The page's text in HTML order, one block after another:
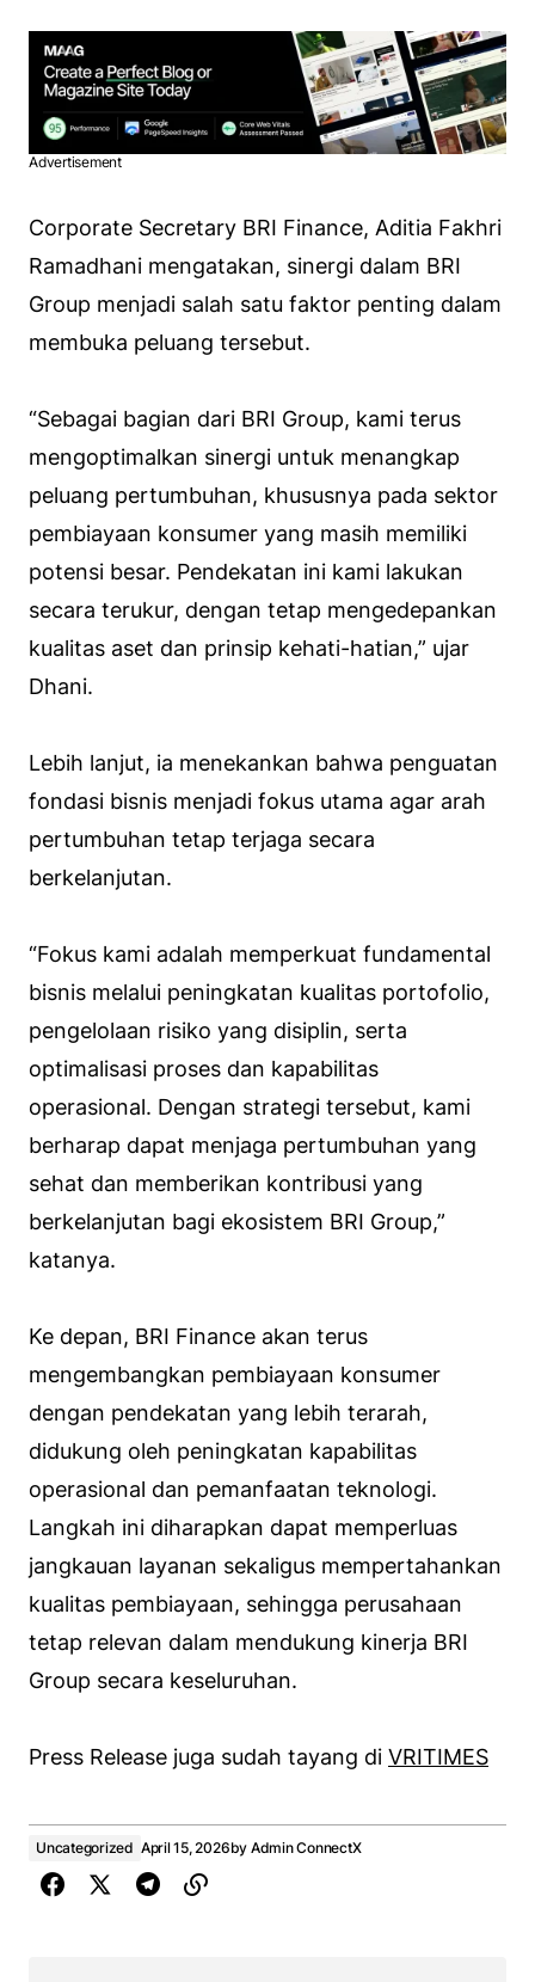
Advertisement
Corporate Secretary BRI Finance, Aditia Fakhri
Ramadhani mengatakan, sinergi dalam BRI
Group menjadi salah satu faktor penting dalam
membuka peluang tersebut.
“Sebagai bagian dari BRI Group, kami terus
mengoptimalkan sinergi untuk menangkap
peluang pertumbuhan, khususnya pada sektor
pembiayaan konsumer yang masih memiliki
potensi besar. Pendekatan ini kami lakukan
secara terukur, dengan tetap mengedepankan
kualitas aset dan prinsip kehati-hatian,” ujar
Dhani.
Lebih lanjut, ia menekankan bahwa penguatan
fondasi bisnis menjadi fokus utama agar arah
pertumbuhan tetap terjaga secara
berkelanjutan.
“Fokus kami adalah memperkuat fundamental
bisnis melalui peningkatan kualitas portofolio,
pengelolaan risiko yang disiplin, serta
optimalisasi proses dan kapabilitas
operasional. Dengan strategi tersebut, kami
berharap dapat menjaga pertumbuhan yang
sehat dan memberikan kontribusi yang
berkelanjutan bagi ekosistem BRI Group,”
katanya.
Ke depan, BRI Finance akan terus
mengembangkan pembiayaan konsumer
dengan pendekatan yang lebih terarah,
didukung oleh peningkatan kapabilitas
operasional dan pemanfaatan teknologi.
Langkah ini diharapkan dapat memperluas
jangkauan layanan sekaligus mempertahankan
kualitas pembiayaan, sehingga perusahaan
tetap relevan dalam mendukung kinerja BRI
Group secara keseluruhan.
Press Release juga sudah tayang di VRITIMES
Uncategorized April 15, 2026by Admin ConnectX